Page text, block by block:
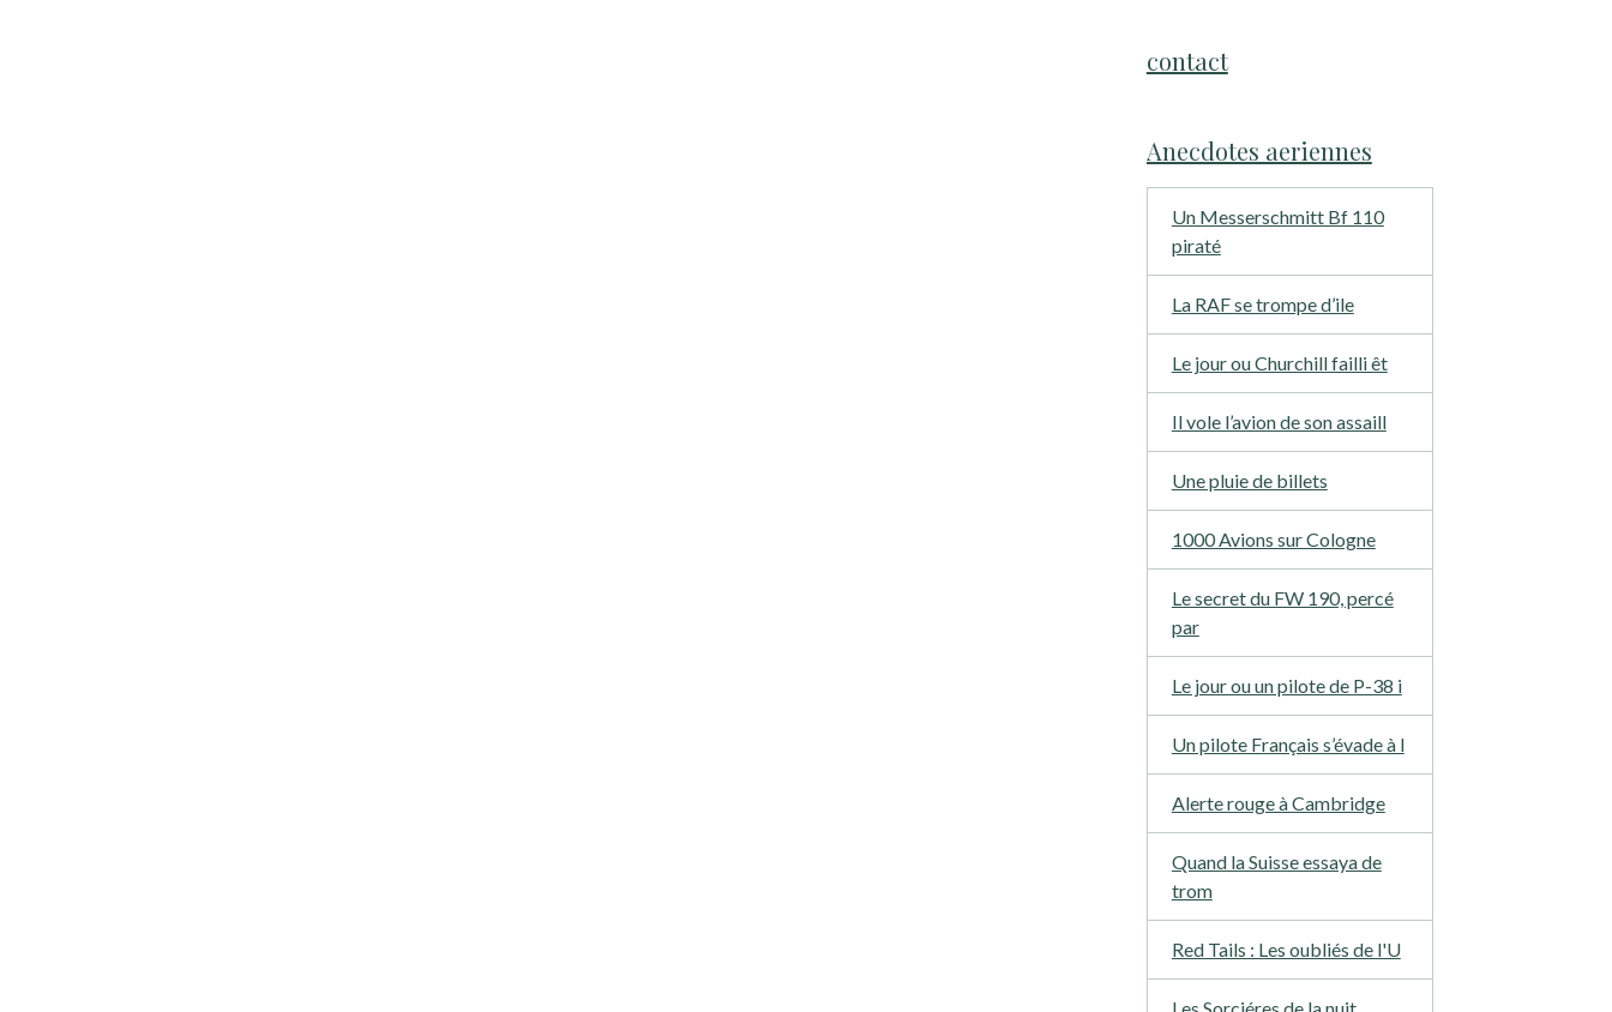
contact
Anecdotes aeriennes
Un Messerschmitt Bf 110
piraté
La RAF se trompe d’ile
Le jour ou Churchill failli êt
Il vole l’avion de son assaill
Une pluie de billets
1000 Avions sur Cologne
Le secret du FW 190, percé
par
Le jour ou un pilote de P-38 i
Un pilote Français s’évade à l
Alerte rouge à Cambridge
Quand la Suisse essaya de
trom
Red Tails : Les oubliés de l'U